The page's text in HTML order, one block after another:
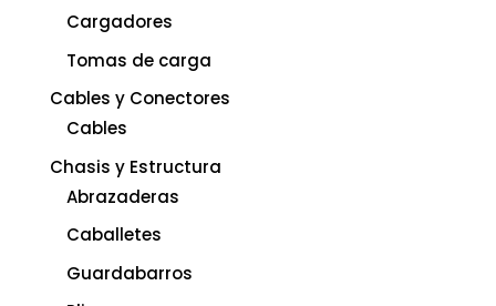
Cargadores
Tomas de carga
Cables y Conectores
Cables
Chasis y Estructura
Abrazaderas
Caballetes
Guardabarros